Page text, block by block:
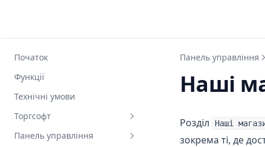
Початок
Функції
Технічні умови
Торгсофт
Початок
Панель управління
Панель управління
Наші
Розділ Наші
зокрема ті, де